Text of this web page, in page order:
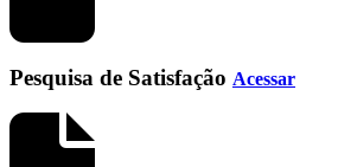
Pesquisa de Satisfação Acessar